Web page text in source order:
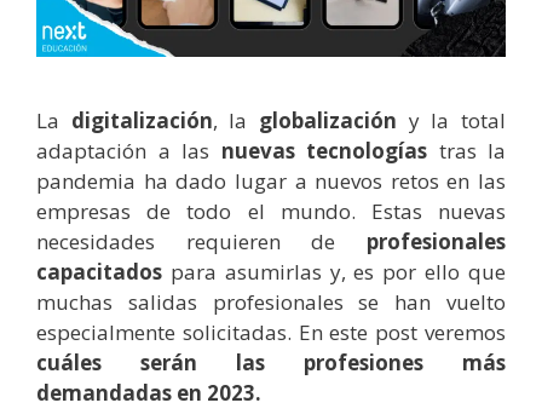
La digitalización, la globalización y la total
adaptación a las nuevas tecnologías tras la
pandemia ha dado lugar a nuevos retos en las
empresas de todo el mundo. Estas nuevas
necesidades requieren de profesionales
capacitados para asumirlas y, es por ello que
muchas salidas profesionales se han vuelto
especialmente solicitadas. En este post veremos
cuáles serán las profesiones más
demandadas en 2023.